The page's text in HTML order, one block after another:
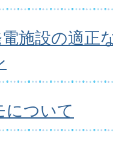
施設の適正
について